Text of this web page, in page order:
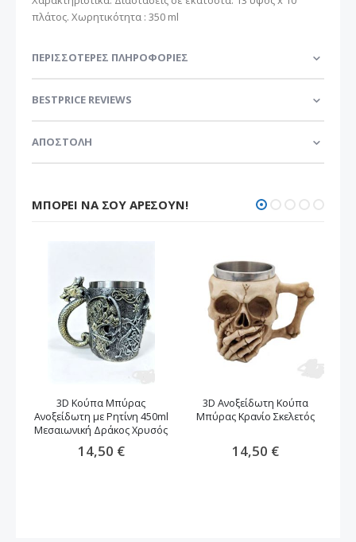
πλάτος. Χωρητικότητα : 350 ml
ΠΕΡΙΣΣΌΤΕΡΕΣ ΠΛΗΡΟΦΟΡΊΕΣ
BESTPRICE REVIEWS
ΑΠΟΣΤΟΛΗ
ΜΠΟΡΕΊ ΝΑ ΣΟΥ ΑΡΈΣΟΥΝ!
3D Κούπα Μπύρας
Ανοξείδωτη με Ρητίνη 450ml
Μεσαιωνική Δράκος Xρυσός
14,50 €
3D Ανοξείδωτη Κούπα
Μπύρας Κρανίο Σκελετός
14,50 €